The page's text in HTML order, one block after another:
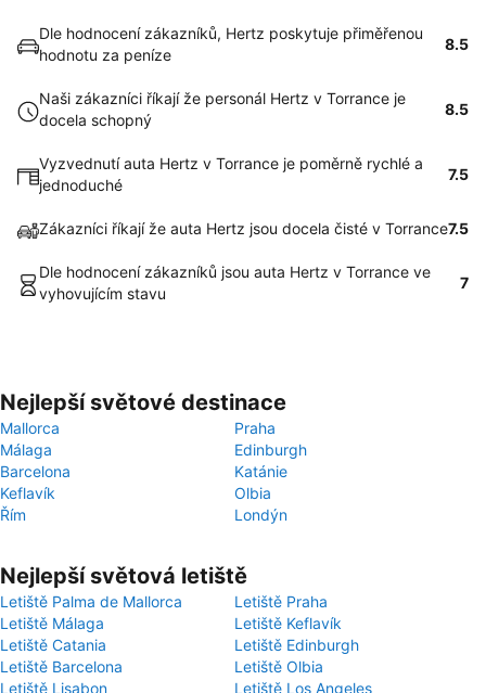
Dle hodnocení zákazníků, Hertz poskytuje přiměřenou
hodnotu za peníze
8.5
Naši zákazníci říkají že personál Hertz v Torrance je
docela schopný
8.5
Vyzvednutí auta Hertz v Torrance je poměrně rychlé a
jednoduché
7.5
Zákazníci říkají že auta Hertz jsou docela čisté v Torrance7.5
Dle hodnocení zákazníků jsou auta Hertz v Torrance ve
vyhovujícím stavu
7
Nejlepší světové destinace
Mallorca
Praha
Málaga
Edinburgh
Barcelona
Katánie
Keflavík
Olbia
Řím
Londýn
Nejlepší světová letiště
Letiště Palma de Mallorca
Letiště Praha
Letiště Málaga
Letiště Keflavík
Letiště Catania
Letiště Edinburgh
Letiště Barcelona
Letiště Olbia
Letiště Lisabon
Letiště Los Angeles